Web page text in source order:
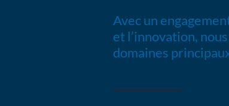
Avec un
et l’innovation,
domaines